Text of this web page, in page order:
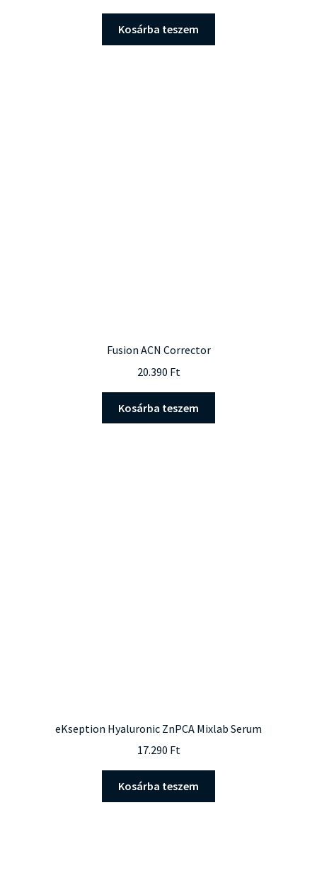
was:
10.900 Ft.9.900 Ft.
Kosárba teszem
Fusion ACN Corrector
20.390 Ft
Kosárba teszem
eKseption Hyaluronic ZnPCA Mixlab Serum
17.290 Ft
Kosárba teszem